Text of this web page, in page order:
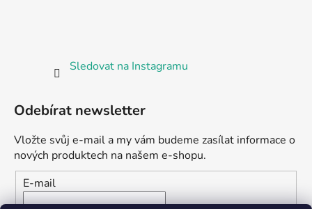
Sledovat na Instagramu
Odebírat newsletter
Vložte svůj e-mail a my vám budeme zasílat informace o
nových produktech na našem e-shopu.
E-mail